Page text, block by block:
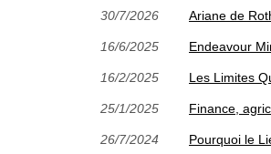
30/7/2026 Ariane de
16/6/2025 Endeavour
16/2/2025 Les Limites
25/1/2025 Finance,
26/7/2024 Pourquoi le